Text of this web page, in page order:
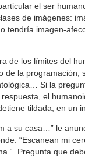
el ser
de imágenes:
tendría imagen-
de los límites del
la programación,
Si la
el
tildada, en un
a su casa…” le
“Escanean mi
“. Pregunta que